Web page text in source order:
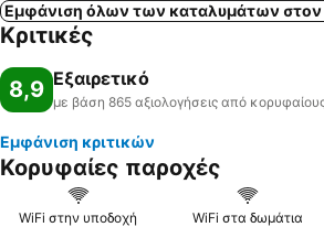
Εμφάνιση όλων των καταλυμάτων στον
Κριτικές
8,9 Εξαιρετικό
με βάση 865 αξιολογήσεις από
Εμφάνιση κριτικών
Κορυφαίες παροχές
WiFi στην υποδοχή WiFi στα δωμάτια